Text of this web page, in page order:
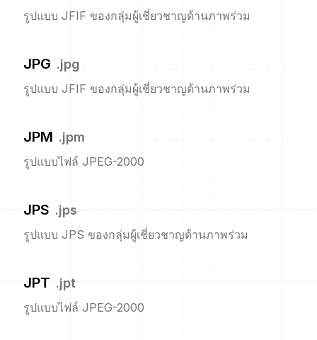
รูปแบบ JFIF ของกลุ่มผู้เชี่ยวชาญด้านภาพร่วม
JPG .jpg
รูปแบบ JFIF ของกลุ่มผู้เชี่ยวชาญด้านภาพร่วม
JPM .jpm
รูปแบบไฟล์ JPEG-2000
JPS .jps
รูปแบบ JPS ของกลุ่มผู้เชี่ยวชาญด้านภาพร่วม
JPT .jpt
รูปแบบไฟล์ JPEG-2000